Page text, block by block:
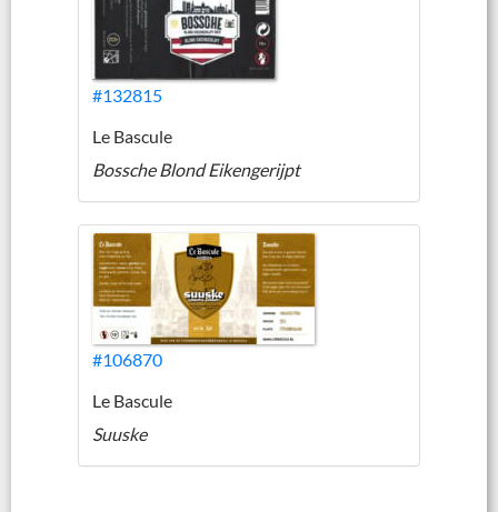
#132815
Le Bascule
Bossche Blond Eikengerijpt
#106870
Le Bascule
Suuske